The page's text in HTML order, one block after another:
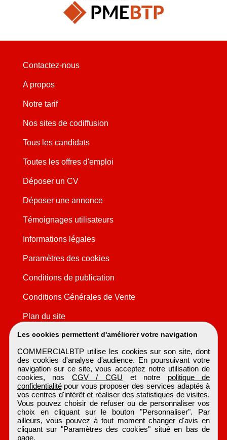
Les cookies permettent d'améliorer votre navigation
COMMERCIALBTP utilise les cookies sur son site, dont
des cookies d'analyse d'audience. En poursuivant votre
navigation sur ce site, vous acceptez notre utilisation de
cookies, nos CGV / CGU et notre politique de
confidentialitépour vous proposer des services adaptés à
vos centres d'intérêt et réaliser des statistiques de visites.
Vous pouvez choisir de refuser ou de personnaliser vos
choix en cliquant sur le bouton "Personnaliser". Par
ailleurs, vous pouvez à tout moment changer d'avis en
cliquant sur "Paramètres des cookies" situé en bas de
page.
Contactez-nous
A propos
Notre tarif
Nos sites de codiffusion
Tous les candidats
Toutes les offres d'emploi
Déposer un CV
Déposer une annonce
Témoignages utilisateurs
Informations légales
Paramètres des cookies
Conditions de publication
Conditions Générales de Vente
Plan du site